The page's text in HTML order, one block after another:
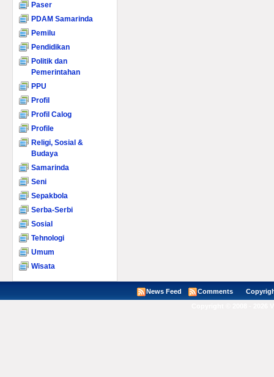
Paser
PDAM Samarinda
Pemilu
Pendidikan
Politik dan
Pemerintahan
PPU
Profil
Profil Calog
Profile
Religi, Sosial &
Budaya
Samarinda
Seni
Sepakbola
Serba-Serbi
Sosial
Tehnologi
Umum
Wisata
News Feed Comments Copyright